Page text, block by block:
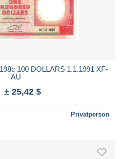
100 DOLLARS 1.1.1991 XF-
AU
± 25,42 $
Privatperson